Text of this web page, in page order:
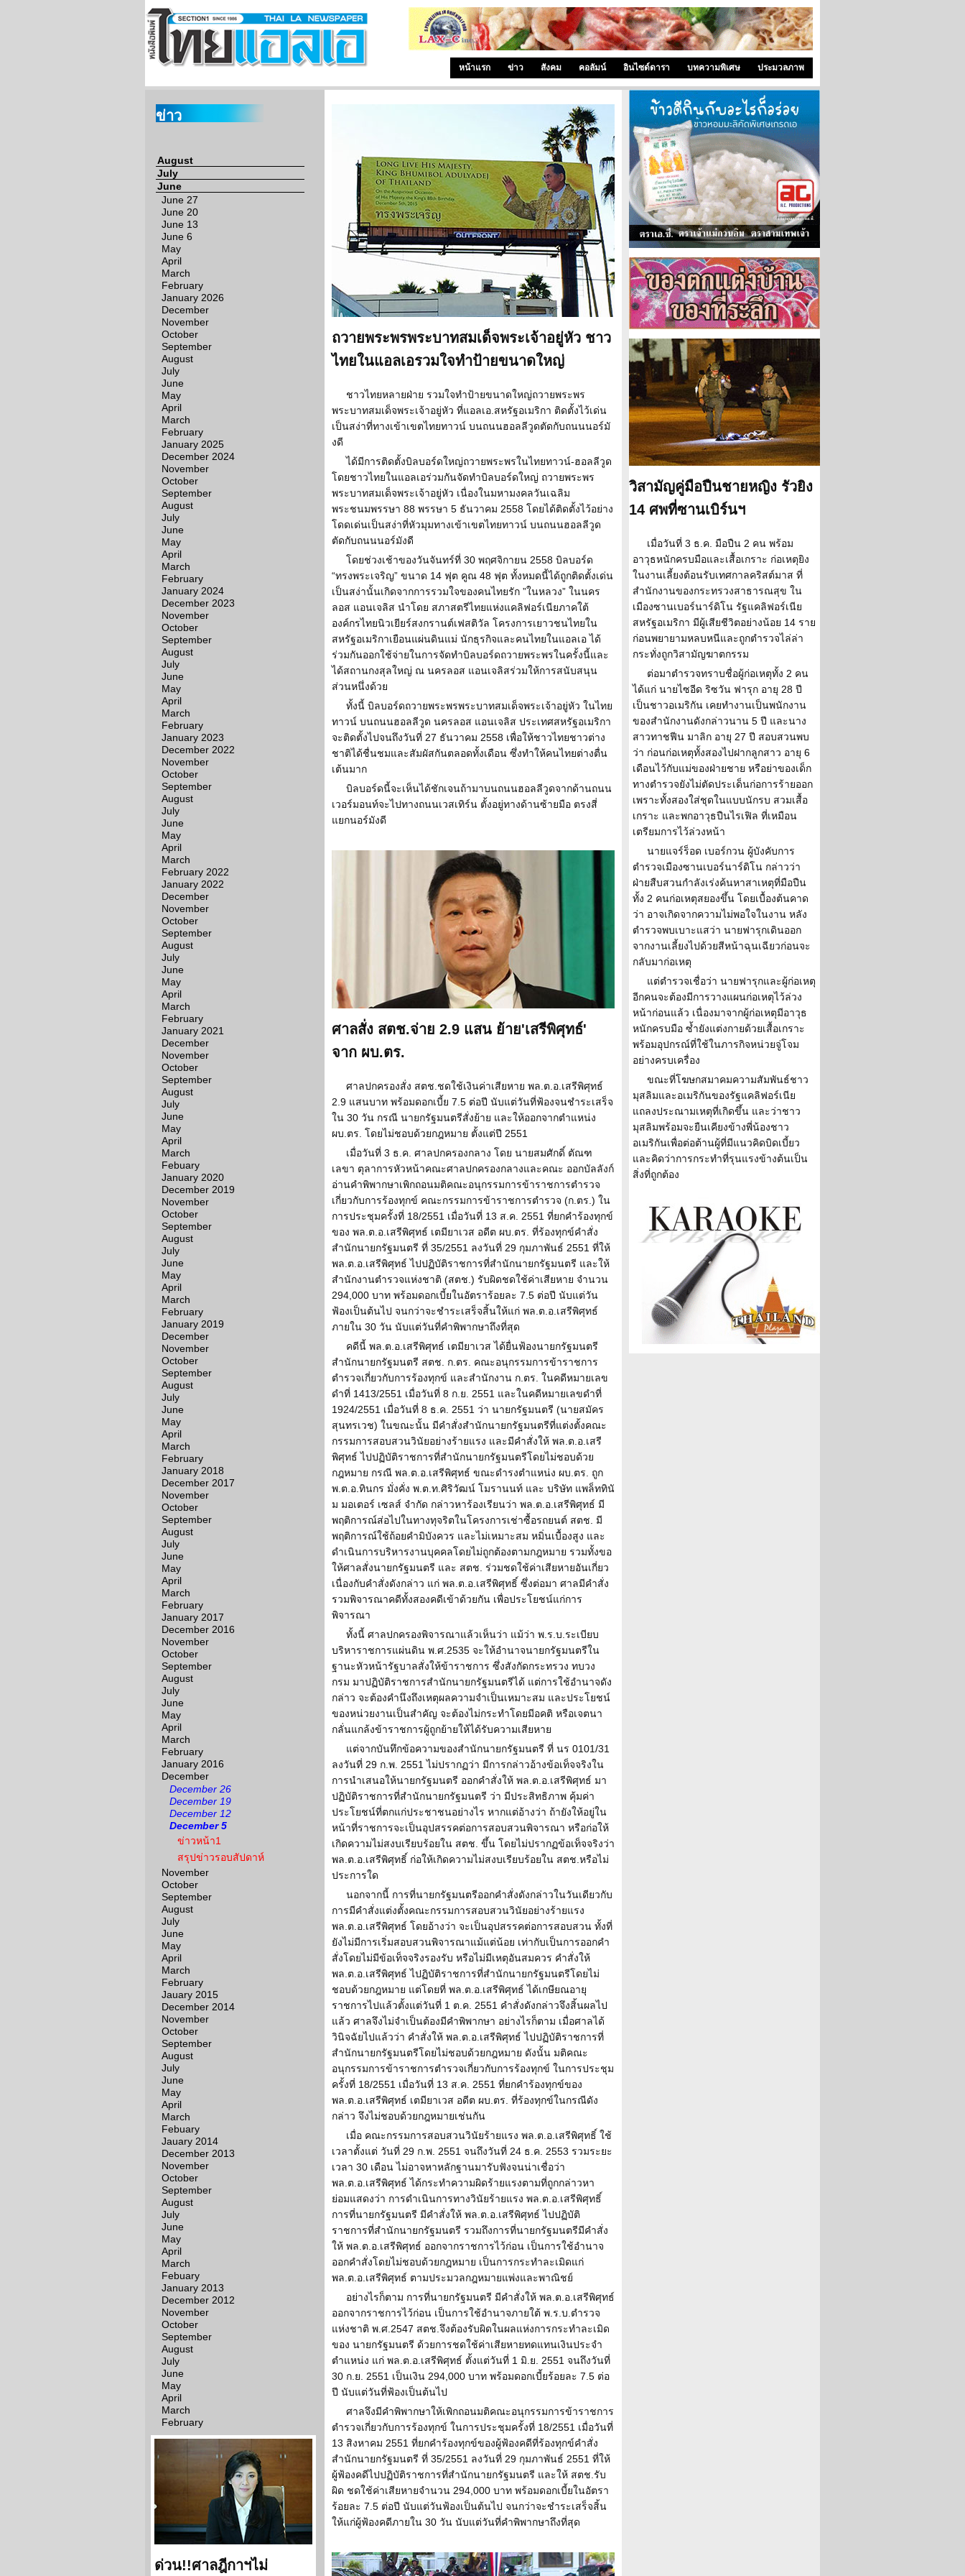
หน้าแรก ข่าว สังคม คอลัมน์ อินไซด์ดารา บทความพิเศษ ประมวลภาพ
ข่าว
August
July
June
June 27
June 20
June 13
June 6
May
April
March
February
January 2026
December
November
October
September
August
July
June
May
April
March
February
January 2025
December 2024
November
October
September
August
July
June
May
April
March
February
January 2024
December 2023
November
October
September
August
July
June
May
April
March
February
January 2023
December 2022
November
October
September
August
July
June
May
April
March
February 2022
January 2022
December
November
October
September
August
July
June
May
April
March
February
January 2021
December
November
October
September
August
July
June
May
April
March
Febuary
January 2020
December 2019
November
October
September
August
July
June
May
April
March
February
January 2019
December
November
October
September
August
July
June
May
April
March
February
January 2018
December 2017
November
October
September
August
July
June
May
April
March
February
January 2017
December 2016
November
October
September
August
July
June
May
April
March
February
January 2016
December
December 26
December 19
December 12
December 5
ข่าวหน้า1
สรุปข่าวรอบสัปดาห์
November
October
September
August
July
June
May
April
March
February
Jauary 2015
December 2014
November
October
September
August
July
June
May
April
March
Febuary
Jauary 2014
December 2013
November
October
September
August
July
June
May
April
March
Febuary
January 2013
December 2012
November
October
September
August
July
June
May
April
March
February
ด่วน!!ศาลฎีกาฯไม่
ถวายพระพรพระบาทสมเด็จพระเจ้าอยู่หัว ชาว
ไทยในแอลเอรวมใจทำป้ายขนาดใหญ่
ชาวไทยหลายฝ่าย รวมใจทำป้ายขนาดใหญ่ถวายพระพร
พระบาทสมเด็จพระเจ้าอยู่หัว ที่แอลเอ.สหรัฐอเมริกา ติดตั้งไว้เด่น
เป็นสง่าที่ทางเข้าเขตไทยทาวน์ บนถนนฮอลลีวูดตัดกับถนนนอร์มั
งดี
ได้มีการติดตั้งบิลบอร์ดใหญ่ถวายพระพรในไทยทาวน์-ฮอลลีวูด
โดยชาวไทยในแอลเอร่วมกันจัดทำบิลบอร์ดใหญ่ ถวายพระพร
พระบาทสมเด็จพระเจ้าอยู่หัว เนื่องในมหามงคลวันเฉลิม
พระชนมพรรษา 88 พรรษา 5 ธันวาคม 2558 โดยได้ติดตั้งไว้อย่าง
โดดเด่นเป็นสง่าที่หัวมุมทางเข้าเขตไทยทาวน์ บนถนนฮอลลีวูด
ตัดกับถนนนอร์มังดี
โดยช่วงเช้าของวันจันทร์ที่ 30 พฤศจิกายน 2558 บิลบอร์ด
“ทรงพระเจริญ” ขนาด 14 ฟุต คูณ 48 ฟุต ทั้งหมดนี้ได้ถูกติดตั้งเด่น
เป็นสง่านั้นเกิดจากการรวมใจของคนไทยรัก ”ในหลวง” ในนคร
ลอส แอนเจลิส นำโดย สภาสตรีไทยแห่งแคลิฟอร์เนียภาคใต้
องค์กรไทยนิวเยียร์สงกรานต์เฟสติวัล โครงการเยาวชนไทยใน
สหรัฐอเมริกาเยือนแผ่นดินแม่ นักธุรกิจและคนไทยในแอลเอ ได้
ร่วมกันออกใช้จ่ายในการจัดทำบิลบอร์ดถวายพระพรในครั้งนี้และ
ได้สถานกงสุลใหญ่ ณ นครลอส แอนเจลิสร่วมให้การสนับสนุน
ส่วนหนึ่งด้วย
ทั้งนี้ บิลบอร์ดถวายพระพรพระบาทสมเด็จพระเจ้าอยู่หัว ในไทย
ทาวน์ บนถนนฮอลลีวูด นครลอส แอนเจลิส ประเทศสหรัฐอเมริกา
จะติดตั้งไปจนถึงวันที่ 27 ธันวาคม 2558 เพื่อให้ชาวไทยชาวต่าง
ชาติได้ชื่นชมและสัมผัสกันตลอดทั้งเดือน ซึ่งทำให้คนไทยต่างตื่น
เต้นมาก
บิลบอร์ดนี้จะเห็นได้ชักเจนถ้ามาบนถนนฮอลลีวูดจากด้านถนน
เวอร์มอนท์จะไปทางถนนเวสเทิร์น ตั้งอยู่ทางด้านซ้ายมือ ตรงสี่
แยกนอร์มังดี
ศาลสั่ง สตช.จ่าย 2.9 แสน ย้าย'เสรีพิศุทธ์'
จาก ผบ.ตร.
ศาลปกครองสั่ง สตช.ชดใช้เงินค่าเสียหาย พล.ต.อ.เสรีพิศุทธ์
2.9 แสนบาท พร้อมดอกเบี้ย 7.5 ต่อปี นับแต่วันที่ฟ้องจนชำระเสร็จ
ใน 30 วัน กรณี นายกรัฐมนตรีสั่งย้าย และให้ออกจากตำแหน่ง
ผบ.ตร. โดยไม่ชอบด้วยกฎหมาย ตั้งแต่ปี 2551
เมื่อวันที่ 3 ธ.ค. ศาลปกครองกลาง โดย นายสมศักดิ์ ตัณฑ
เลขา ตุลาการหัวหน้าคณะศาลปกครองกลางและคณะ ออกบัลลังก์
อ่านคำพิพากษาเพิกถอนมติคณะอนุกรรมการข้าราชการตำรวจ
เกี่ยวกับการร้องทุกข์ คณะกรรมการข้าราชการตำรวจ (ก.ตร.) ใน
การประชุมครั้งที่ 18/2551 เมื่อวันที่ 13 ส.ค. 2551 ที่ยกคำร้องทุกข์
ของ พล.ต.อ.เสรีพิศุทธ์ เตมียาเวส อดีต ผบ.ตร. ที่ร้องทุกข์คำสั่ง
สำนักนายกรัฐมนตรี ที่ 35/2551 ลงวันที่ 29 กุมภาพันธ์ 2551 ที่ให้
พล.ต.อ.เสรีพิศุทธ์ ไปปฏิบัติราชการที่สำนักนายกรัฐมนตรี และให้
สำนักงานตำรวจแห่งชาติ (สตช.) รับผิดชดใช้ค่าเสียหาย จำนวน
294,000 บาท พร้อมดอกเบี้ยในอัตราร้อยละ 7.5 ต่อปี นับแต่วัน
ฟ้องเป็นต้นไป จนกว่าจะชำระเสร็จสิ้นให้แก่ พล.ต.อ.เสรีพิศุทธ์
ภายใน 30 วัน นับแต่วันที่คำพิพากษาถึงที่สุด
คดีนี้ พล.ต.อ.เสรีพิศุทธ์ เตมียาเวส ได้ยื่นฟ้องนายกรัฐมนตรี
สำนักนายกรัฐมนตรี สตช. ก.ตร. คณะอนุกรรมการข้าราชการ
ตำรวจเกี่ยวกับการร้องทุกข์ และสำนักงาน ก.ตร. ในคดีหมายเลข
ดำที่ 1413/2551 เมื่อวันที่ 8 ก.ย. 2551 และในคดีหมายเลขดำที่
1924/2551 เมื่อวันที่ 8 ธ.ค. 2551 ว่า นายกรัฐมนตรี (นายสมัคร
สุนทรเวช) ในขณะนั้น มีคำสั่งสำนักนายกรัฐมนตรีที่แต่งตั้งคณะ
กรรมการสอบสวนวินัยอย่างร้ายแรง และมีคำสั่งให้ พล.ต.อ.เสรี
พิศุทธ์ ไปปฏิบัติราชการที่สำนักนายกรัฐมนตรีโดยไม่ชอบด้วย
กฎหมาย กรณี พล.ต.อ.เสรีพิศุทธ์ ขณะดำรงตำแหน่ง ผบ.ตร. ถูก
พ.ต.อ.ทินกร มั่งคั่ง พ.ต.ท.ศิริวัฒน์ โมรานนท์ และ บริษัท แพล็ททินั
ม มอเตอร์ เซลส์ จำกัด กล่าวหาร้องเรียนว่า พล.ต.อ.เสรีพิศุทธ์ มี
พฤติการณ์ส่อไปในทางทุจริตในโครงการเช่าซื้อรถยนต์ สตช. มี
พฤติการณ์ใช้ถ้อยคำมิบังควร และไม่เหมาะสม หมิ่นเบื้องสูง และ
ดำเนินการบริหารงานบุคคลโดยไม่ถูกต้องตามกฎหมาย รวมทั้งขอ
ให้ศาลสั่งนายกรัฐมนตรี และ สตช. ร่วมชดใช้ค่าเสียหายอันเกี่ยว
เนื่องกับคำสั่งดังกล่าว แก่ พล.ต.อ.เสรีพิศุทธิ์ ซึ่งต่อมา ศาลมีคำสั่ง
รวมพิจารณาคดีทั้งสองคดีเข้าด้วยกัน เพื่อประโยชน์แก่การ
พิจารณา
ทั้งนี้ ศาลปกครองพิจารณาแล้วเห็นว่า แม้ว่า พ.ร.บ.ระเบียบ
บริหาราชการแผ่นดิน พ.ศ.2535 จะให้อำนาจนายกรัฐมนตรีใน
ฐานะหัวหน้ารัฐบาลสั่งให้ข้าราชการ ซึ่งสังกัดกระทรวง ทบวง
กรม มาปฏิบัติราชการสำนักนายกรัฐมนตรีได้ แต่การใช้อำนาจดัง
กล่าว จะต้องคำนึงถึงเหตุผลความจำเป็นเหมาะสม และประโยชน์
ของหน่วยงานเป็นสำคัญ จะต้องไม่กระทำโดยมีอคติ หรือเจตนา
กลั่นแกล้งข้าราชการผู้ถูกย้ายให้ได้รับความเสียหาย
แต่จากบันทึกข้อความของสำนักนายกรัฐมนตรี ที่ นร 0101/31
ลงวันที่ 29 ก.พ. 2551 ไม่ปรากฏว่า มีการกล่าวอ้างข้อเท็จจริงใน
การนำเสนอให้นายกรัฐมนตรี ออกคำสั่งให้ พล.ต.อ.เสรีพิศุทธ์ มา
ปฏิบัติราชการที่สำนักนายกรัฐมนตรี ว่า มีประสิทธิภาพ คุ้มค่า
ประโยชน์ที่ตกแก่ประชาชนอย่างไร หากแต่อ้างว่า ถ้ายังให้อยู่ใน
หน้าที่ราชการจะเป็นอุปสรรคต่อการสอบสวนพิจารณา หรือก่อให้
เกิดความไม่สงบเรียบร้อยใน สตช. ขึ้น โดยไม่ปรากฏข้อเท็จจริงว่า
พล.ต.อ.เสรีพิศุทธิ์ ก่อให้เกิดความไม่สงบเรียบร้อยใน สตช.หรือไม่
ประการใด
นอกจากนี้ การที่นายกรัฐมนตรีออกคำสั่งดังกล่าวในวันเดียวกับ
การมีคำสั่งแต่งตั้งคณะกรรมการสอบสวนวินัยอย่างร้ายแรง
พล.ต.อ.เสรีพิศุทธ์ โดยอ้างว่า จะเป็นอุปสรรคต่อการสอบสวน ทั้งที่
ยังไม่มีการเริ่มสอบสวนพิจารณาแม้แต่น้อย เท่ากับเป็นการออกคำ
สั่งโดยไม่มีข้อเท็จจริงรองรับ หรือไม่มีเหตุอันสมควร คำสั่งให้
พล.ต.อ.เสรีพิศุทธ์ ไปฏิบัติราชการที่สำนักนายกรัฐมนตรีโดยไม่
ชอบด้วยกฎหมาย แต่โดยที่ พล.ต.อ.เสรีพิศุทธ์ ได้เกษียณอายุ
ราชการไปแล้วตั้งแต่วันที่ 1 ต.ค. 2551 คำสั่งดังกล่าวจึงสิ้นผลไป
แล้ว ศาลจึงไม่จำเป็นต้องมีคำพิพากษา อย่างไรก็ตาม เมื่อศาลได้
วินิจฉัยไปแล้วว่า คำสั่งให้ พล.ต.อ.เสรีพิศุทธ์ ไปปฏิบัติราชการที่
สำนักนายกรัฐมนตรีโดยไม่ชอบด้วยกฎหมาย ดังนั้น มติคณะ
อนุกรรมการข้าราชการตำรวจเกี่ยวกับการร้องทุกข์ ในการประชุม
ครั้งที่ 18/2551 เมื่อวันที่ 13 ส.ค. 2551 ที่ยกคำร้องทุกข์ของ
พล.ต.อ.เสรีพิศุทธ์ เตมียาเวส อดีต ผบ.ตร. ที่ร้องทุกข์ในกรณีดัง
กล่าว จึงไม่ชอบด้วยกฎหมายเช่นกัน
เมื่อ คณะกรรมการสอบสวนวินัยร้ายแรง พล.ต.อ.เสรีพิศุทธิ์ ใช้
เวลาตั้งแต่ วันที่ 29 ก.พ. 2551 จนถึงวันที่ 24 ธ.ค. 2553 รวมระยะ
เวลา 30 เดือน ไม่อาจหาหลักฐานมารับฟังจนน่าเชื่อว่า
พล.ต.อ.เสรีพิศุทธ์ ได้กระทำความผิดร้ายแรงตามที่ถูกกล่าวหา
ย่อมแสดงว่า การดำเนินการทางวินัยร้ายแรง พล.ต.อ.เสรีพิศุทธิ์
การที่นายกรัฐมนตรี มีคำสั่งให้ พล.ต.อ.เสรีพิศุทธ์ ไปปฏิบัติ
ราชการที่สำนักนายกรัฐมนตรี รวมถึงการที่นายกรัฐมนตรีมีคำสั่ง
ให้ พล.ต.อ.เสรีพิศุทธ์ ออกจากราชการไว้ก่อน เป็นการใช้อำนาจ
ออกคำสั่งโดยไม่ชอบด้วยกฎหมาย เป็นการกระทำละเมิดแก่
พล.ต.อ.เสรีพิศุทธ์ ตามประมวลกฎหมายแพ่งและพาณิชย์
อย่างไรก็ตาม การที่นายกรัฐมนตรี มีคำสั่งให้ พล.ต.อ.เสรีพิศุทธ์
ออกจากราชการไว้ก่อน เป็นการใช้อำนาจภายใต้ พ.ร.บ.ตำรวจ
แห่งชาติ พ.ศ.2547 สตช.จึงต้องรับผิดในผลแห่งการกระทำละเมิด
ของ นายกรัฐมนตรี ด้วยการชดใช้ค่าเสียหายทดแทนเงินประจำ
ตำแหน่ง แก่ พล.ต.อ.เสรีพิศุทธ์ ตั้งแต่วันที่ 1 มิ.ย. 2551 จนถึงวันที่
30 ก.ย. 2551 เป็นเงิน 294,000 บาท พร้อมดอกเบี้ยร้อยละ 7.5 ต่อ
ปี นับแต่วันที่ฟ้องเป็นต้นไป
ศาลจึงมีคำพิพากษาให้เพิกถอนมติคณะอนุกรรมการข้าราชการ
ตำรวจเกี่ยวกับการร้องทุกข์ ในการประชุมครั้งที่ 18/2551 เมื่อวันที่
13 สิงหาคม 2551 ที่ยกคำร้องทุกข์ของผู้ฟ้องคดีที่ร้องทุกข์คำสั่ง
สำนักนายกรัฐมนตรี ที่ 35/2551 ลงวันที่ 29 กุมภาพันธ์ 2551 ที่ให้
ผู้ฟ้องคดีไปปฏิบัติราชการที่สำนักนายกรัฐมนตรี และให้ สตช.รับ
ผิด ชดใช้ค่าเสียหายจำนวน 294,000 บาท พร้อมดอกเบี้ยในอัตรา
ร้อยละ 7.5 ต่อปี นับแต่วันฟ้องเป็นต้นไป จนกว่าจะชำระเสร็จสิ้น
ให้แก่ผู้ฟ้องคดีภายใน 30 วัน นับแต่วันที่คำพิพากษาถึงที่สุด
วิสามัญคู่มือปืนชายหญิง รัวยิง
14 ศพที่ซานเบิร์นฯ
เมื่อวันที่ 3 ธ.ค. มือปืน 2 คน พร้อม
อาวุธหนักครบมือและเสื้อเกราะ ก่อเหตุยิง
ในงานเลี้ยงต้อนรับเทศกาลคริสต์มาส ที่
สำนักงานของกระทรวงสาธารณสุข ใน
เมืองซานเบอร์นาร์ดิโน รัฐแคลิฟอร์เนีย
สหรัฐอเมริกา มีผู้เสียชีวิตอย่างน้อย 14 ราย
ก่อนพยายามหลบหนีและถูกตำรวจไล่ล่า
กระทั่งถูกวิสามัญฆาตกรรม
ต่อมาตำรวจทราบชื่อผู้ก่อเหตุทั้ง 2 คน
ได้แก่ นายไซอีด ริซวัน ฟารุก อายุ 28 ปี
เป็นชาวอเมริกัน เคยทำงานเป็นพนักงาน
ของสำนักงานดังกล่าวนาน 5 ปี และนาง
สาวทาชฟีน มาลิก อายุ 27 ปี สอบสวนพบ
ว่า ก่อนก่อเหตุทั้งสองไปฝากลูกสาว อายุ 6
เดือนไว้กับแม่ของฝ่ายชาย หรือย่าของเด็ก
ทางตำรวจยังไม่ตัดประเด็นก่อการร้ายออก
เพราะทั้งสองใส่ชุดในแบบนักรบ สวมเสื้อ
เกราะ และพกอาวุธปืนไรเฟิล ที่เหมือน
เตรียมการไว้ล่วงหน้า
นายแจร์ร็อด เบอร์กวน ผู้บังคับการ
ตำรวจเมืองซานเบอร์นาร์ดิโน กล่าวว่า
ฝ่ายสืบสวนกำลังเร่งค้นหาสาเหตุที่มือปืน
ทั้ง 2 คนก่อเหตุสยองขึ้น โดยเบื้องต้นคาด
ว่า อาจเกิดจากความไม่พอใจในงาน หลัง
ตำรวจพบเบาะแสว่า นายฟารุกเดินออก
จากงานเลี้ยงไปด้วยสีหน้าฉุนเฉียวก่อนจะ
กลับมาก่อเหตุ
แต่ตำรวจเชื่อว่า นายฟารุกและผู้ก่อเหตุ
อีกคนจะต้องมีการวางแผนก่อเหตุไว้ล่วง
หน้าก่อนแล้ว เนื่องมาจากผู้ก่อเหตุมีอาวุธ
หนักครบมือ ซ้ำยังแต่งกายด้วยเสื้อเกราะ
พร้อมอุปกรณ์ที่ใช้ในภารกิจหน่วยจู่โจม
อย่างครบเครื่อง
ขณะที่โฆษกสมาคมความสัมพันธ์ชาว
มุสลิมและอเมริกันของรัฐแคลิฟอร์เนีย
แถลงประณามเหตุที่เกิดขึ้น และว่าชาว
มุสลิมพร้อมจะยืนเคียงข้างพี่น้องชาว
อเมริกันเพื่อต่อต้านผู้ที่มีแนวคิดบิดเบี้ยว
และคิดว่าการกระทำที่รุนแรงข้างต้นเป็น
สิ่งที่ถูกต้อง